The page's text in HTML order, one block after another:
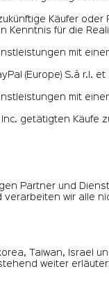
Käufer oder
Kenntnis für die
mit
(Europe) S.à r.l. et
mit
getätigten Käufe
Partner und
wir alle
Taiwan, Israel
weiter